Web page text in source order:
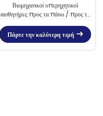
Βιομηχανικοί υπερηχητικοί
αισθητήρες προς τα πάνω / προς τα
φορτίου I/ < 300 Ωμ
Πάρτε την καλύτερη τιμή